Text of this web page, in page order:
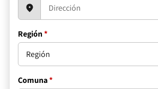
Región*
Comuna*